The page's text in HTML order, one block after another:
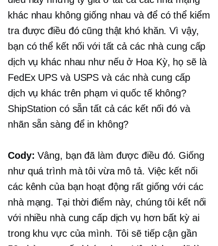
khác nhau không giống nhau và để có thể kiểm
tra được điều đó cũng thật khó khăn. Vì vậy,
bạn có thể kết nối với tất cả các nhà cung cấp
dịch vụ khác nhau như nếu ở Hoa Kỳ, họ sẽ là
FedEx UPS và USPS và các nhà cung cấp
dịch vụ khác trên phạm vi quốc tế không?
ShipStation có sẵn tất cả các kết nối đó và
nhãn sẵn sàng để in không?
Cody: Vâng, bạn đã làm được điều đó. Giống
như quá trình mà tôi vừa mô tả. Việc kết nối
các kênh của bạn hoạt động rất giống với các
nhà mạng. Tại thời điểm này, chúng tôi kết nối
với nhiều nhà cung cấp dịch vụ hơn bất kỳ ai
trong khu vực của mình. Tôi sẽ tiếp cận gần